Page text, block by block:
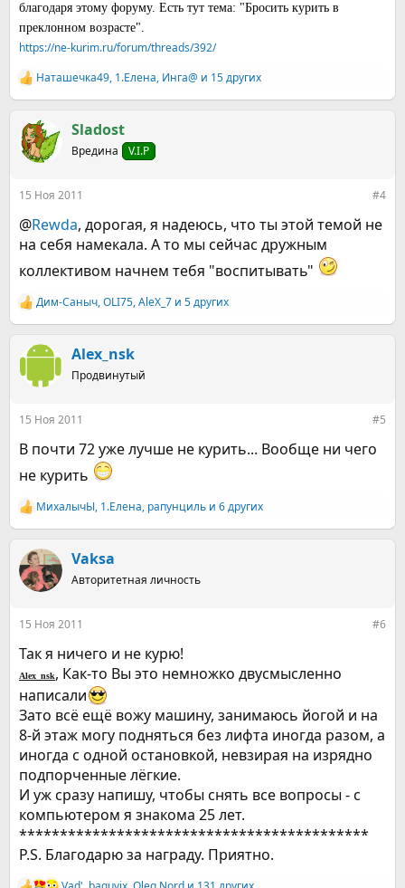
благодаря этому форуму. Есть тут тема: "Бросить курить в
преклонном возрасте".
https://ne-kurim.ru/forum/threads/392/
Р
е
к
ц
и
Наташечка49, 1.Елена, Инга@ и 15 других
Sladost
Вредина V.I.P
15 Ноя 2011 #4
@Rewda, дорогая, я надеюсь, что ты этой темой не
на себя намекала. А то мы сейчас дружным
коллективом начнем тебя "воспитывать"
Р
е
и
Дим-Саныч,OLI75,AleX_7 и 5 других
Alex_nsk
Продвинутый
15 Ноя 2011 #5
В почти 72 уже лучше не курить... Вообще ни чего
не курить
Р
е
к
ц
и
МихалычЫ, 1.Елена, рапунциль и 6 других
Vaksa
Авторитетная личность
15 Ноя 2011 #6
Так я ничего и не курю!
Alex_nsk, Как-то Вы это немножко двусмысленно
написали
Зато всё ещё вожу машину, занимаюсь йогой и на
8-й этаж могу подняться без лифта иногда разом, а
иногда с одной остановкой, невзирая на изрядно
подпорченные лёгкие.
И уж сразу напишу, чтобы снять все вопросы - с
компьютером я знакома 25 лет.
*******************************************
P.S. Благодарю за награду. Приятно.